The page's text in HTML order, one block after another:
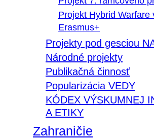
Projekt Hybrid Warfare
Erasmus+
Projekty pod gesciou
Národné projekty
Publikačná činnosť
Popularizácia VEDY
KÓDEX VÝSKUMNEJ
A ETIKY
Zahraničie